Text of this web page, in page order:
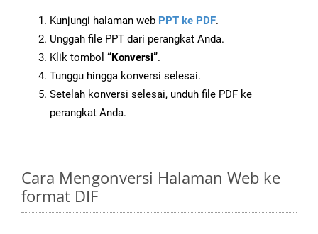
Kunjungi halaman web PPT ke PDF.
Unggah file PPT dari perangkat Anda.
Klik tombol “Konversi”.
Tunggu hingga konversi selesai.
Setelah konversi selesai, unduh file PDF ke
perangkat Anda.
Cara Mengonversi Halaman Web ke
format DIF